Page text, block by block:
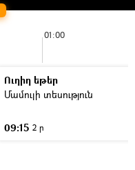
01:00
Ուղիղ եթեր
Մամուլի տեսություն
09:15 2 ր